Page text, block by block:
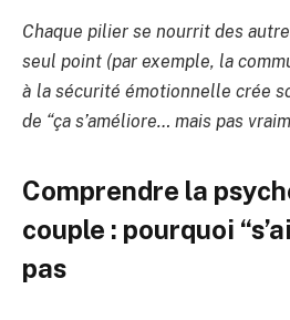
Chaque pilier se nourrit des
seul point (par exemple, la
à la sécurité émotionnelle crée
de “ça s’améliore… mais pas
Comprendre la
couple : pourquoi
pas